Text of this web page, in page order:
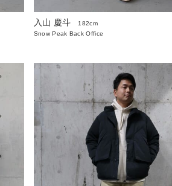
入山 慶斗
182cm
Snow Peak Back Office